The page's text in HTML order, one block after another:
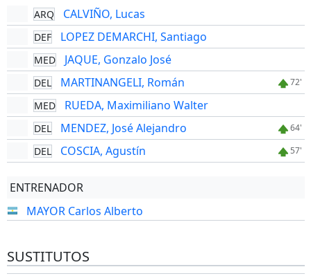
ARQ CALVIÑO, Lucas
DEF LOPEZ DEMARCHI, Santiago
MED JAQUE, Gonzalo José
DEL MARTINANGELI, Román 72'
MED RUEDA, Maximiliano Walter
DEL MENDEZ, José Alejandro 64'
DEL COSCIA, Agustín 57'
ENTRENADOR
MAYOR Carlos Alberto
SUSTITUTOS